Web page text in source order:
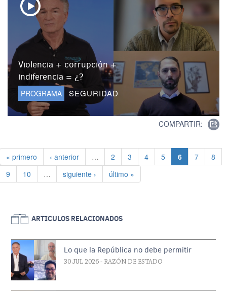
Violencia + corrupción +
indiferencia = ¿?
PROGRAMA SEGURIDAD
COMPARTIR:
Primera página
« primero Página anterior
‹ anterior … Página
2 Página
3 Página
4 Página
5 Página actual
6 Página
7
8
Página
9 Página
10 … Siguiente página
siguiente › Última página
último »
ARTICULOS RELACIONADOS
Lo que la República no debe permitir
30 JUL 2026 - RAZÓN DE ESTADO